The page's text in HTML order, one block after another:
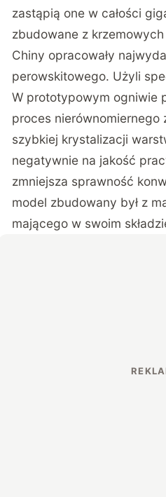
zastąpią one w całości
zbudowane z
Chiny opracowały
perowskitowego. Użyli
W prototypowym ogniwie
proces nierównomiernego
szybkiej krystalizacji
negatywnie na jakość
zmniejsza sprawność
model zbudowany był z
mającego w swoim